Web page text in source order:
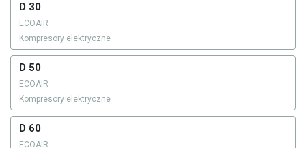
D 30
ECOAIR
Kompresory elektryczne
D 50
ECOAIR
Kompresory elektryczne
D 60
ECOAIR